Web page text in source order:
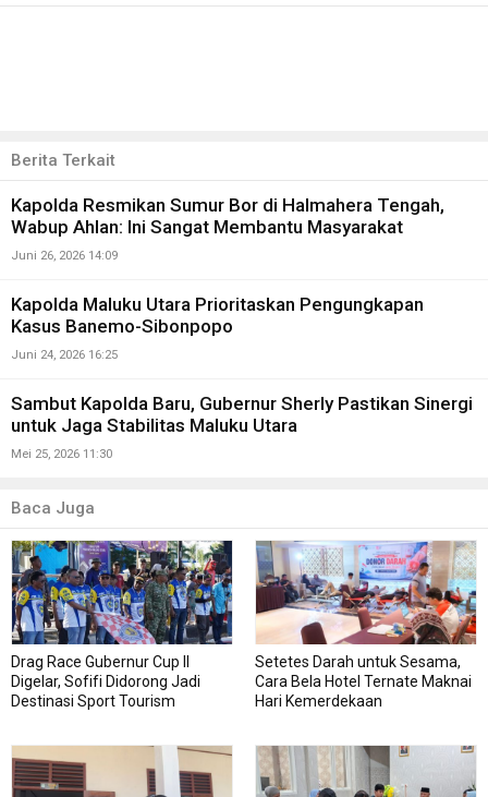
Berita Terkait
Kapolda Resmikan Sumur Bor di Halmahera Tengah,
Wabup Ahlan: Ini Sangat Membantu Masyarakat
Juni 26, 2026 14:09
Kapolda Maluku Utara Prioritaskan Pengungkapan
Kasus Banemo-Sibonpopo
Juni 24, 2026 16:25
Sambut Kapolda Baru, Gubernur Sherly Pastikan Sinergi
untuk Jaga Stabilitas Maluku Utara
Mei 25, 2026 11:30
Baca Juga
Drag Race Gubernur Cup II
Digelar, Sofifi Didorong Jadi
Destinasi Sport Tourism
Setetes Darah untuk Sesama,
Cara Bela Hotel Ternate Maknai
Hari Kemerdekaan